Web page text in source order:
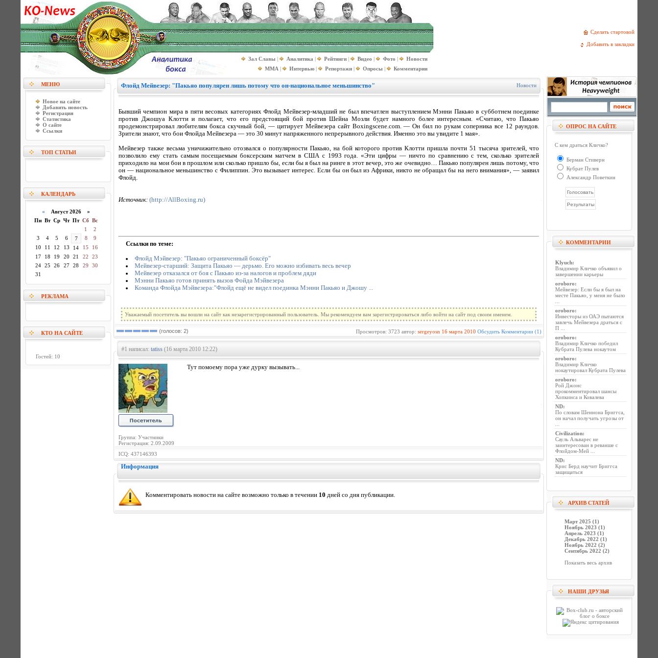
Сделать стартовой
Добавить в закладки
Зал Славы | Аналитика | Рейтинги | Видео | Фото |
Новости
MMA | Интервью | Репортажи | Опросы | Комментарии
МЕНЮ
Новое на сайте
Добавить новость
Регистрация
Статистика
О сайте
Ссылки
ТОП СТАТЬИ
КАЛЕНДАРЬ
« Август 2026 »
Пн Вт Ср Чт Пт Сб Вс
1
2
3
4 5 6 7 8
9
10
11 12 13 14 15
16
17
18 19 20 21 22
23
24
25 26 27 28 29
30
31
РЕКЛАМА
КТО НА САЙТЕ
Гостей: 10
Флойд Мейвезер: "Пакьяо популярен лишь потому что он-национальное меньшинство" Новости
Бывший чемпион мира в пяти весовых категориях Флойд Мейвезер-младший не был впечатлен выступлением Мэнни Пакьяо в субботнем поединке
против Джошуа Клотти и полагает, что его предстоящий бой против Шейна Мозли будет намного более интересным. «Считаю, что Пакьяо
продемонстрировал любителям бокса скучный бой, — цитирует Мейвезера сайт Boxingscene.com. — Он бил по рукам соперника все 12 раундов.
Зрители знают, что бои Флойда Мейвезера — это 30 минут напряженного непрерывного действия. Именно это вы увидите 1 мая».
Мейвезер также весьма уничижительно отозвался о популярности Пакьяо, на бой которого против Клотти пришла почти 51 тысяча зрителей, что
позволило ему стать самым посещаемым боксерским матчем в США с 1993 года. «Эти цифры — ничто по сравнению с тем, сколько зрителей
приходило на мои бои в прошлом или сколько пришло бы, если бы я был на ринге в этот вечер, это же очевидно… Пакьяо популярен лишь потому, что
он — национальное меньшинство с Филиппин. Это вызывает интерес. Если бы он был из Африки, никто не обращал бы на него внимания», — заявил
Флойд.
Источник: (http://AllBoxing.ru)
Ссылки по теме:
Флойд Мэйвезер: "Пакьяо ограниченный боксёр"
Мейвезер-старший: Защита Пакьяо — дерьмо. Его можно избивать весь вечер
Мейвезер отказался от боя с Пакьяо из-за налогов и проблем дяди
Мэнни Пакьяо готов принять вызов Фойда Мэйвезера
Команда Флойда Мэйвезера:"Флойд ещё не видел поединка Мэнни Пакьяо и Джошу ...
Уважаемый посетитель вы вошли на сайт как незарегистрированный пользователь. Мы рекомендуем вам зарегистрироваться либо войти на сайт под своим именем.
(голосов: 2) Просмотров: 3723 автор: sergeyosn 16 марта 2010 Обсудить Комментарии (1)
#1 написал: tatiss (16 марта 2010 12:22)
Группа: Участники
Регистрация: 2.09.2009
Тут помоему пора уже дурку вызывать...
ICQ: 437146393
Информация
Комментировать новости на сайте возможно только в течении 10 дней со дня публикации.
ОПРОС НА САЙТЕ
С кем драться Кличко?
Берман Стиверн
Кубрат Пулев
Александр Поветкин
КОММЕНТАРИИ
Klyuch:
Владимир Кличко объявил о
завершении карьеры
oroboro:
Мейвезер: Если бы я был на
месте Пакьяо, у меня не было
oroboro:
Инвесторы из ОАЭ пытаются
завлечь Мейвезера драться с
П ...
oroboro:
Владимир Кличко победил
Кубрата Пулева нокаутом
oroboro:
Владимир Кличко
нокаутировал Кубрата Пулева
oroboro:
Рой Джонс
прокомментировал шансы
Хопкинса и Ковалева
ND:
По словам Шеннона Бриггса,
он начал получать угрозы от
Civilization:
Сауль Альварес не
заинтересован в реванше с
Флойдом-Мей ...
ND:
Крис Берд научит Бриггса
защищаться
АРХИВ СТАТЕЙ
Март 2025 (1)
Ноябрь 2023 (1)
Апрель 2023 (1)
Декабрь 2022 (1)
Ноябрь 2022 (2)
Сентябрь 2022 (2)
Показать весь архив
НАШИ ДРУЗЬЯ